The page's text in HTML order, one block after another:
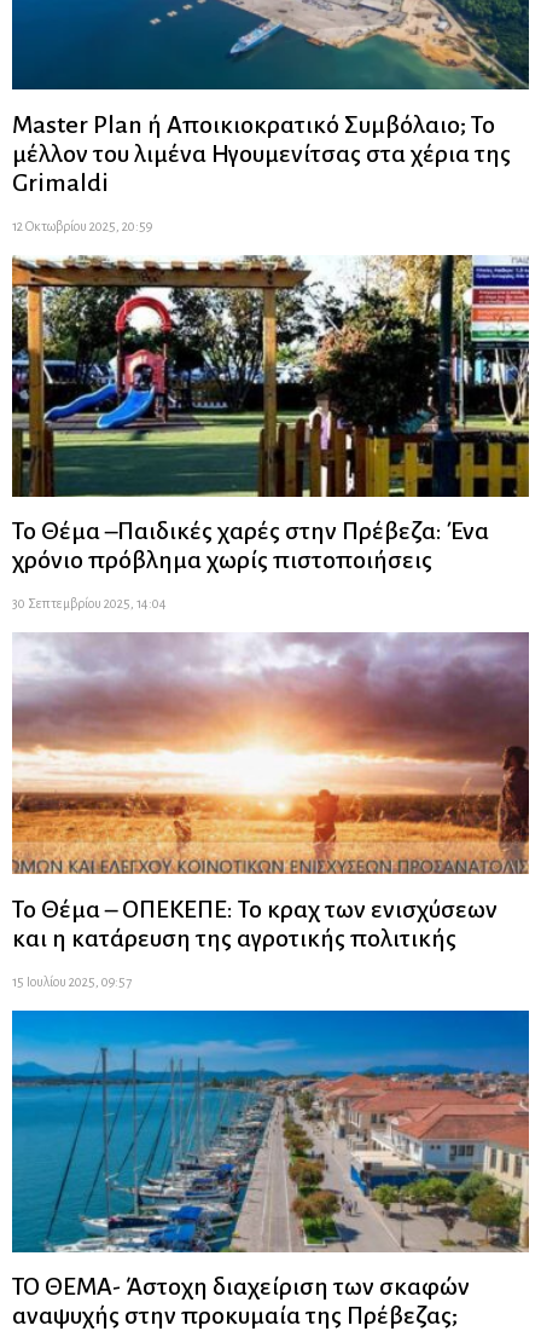
Master Plan ή Αποικιοκρατικό Συμβόλαιο; Το
μέλλον του λιμένα Ηγουμενίτσας στα χέρια της
Grimaldi
12 Οκτωβρίου 2025, 20:59
Το Θέμα –Παιδικές χαρές στην Πρέβεζα: Ένα
χρόνιο πρόβλημα χωρίς πιστοποιήσεις
30 Σεπτεμβρίου 2025, 14:04
Το Θέμα – ΟΠΕΚΕΠΕ: Το κραχ των ενισχύσεων
και η κατάρευση της αγροτικής πολιτικής
15 Ιουλίου 2025, 09:57
ΤΟ ΘΕΜΑ- Άστοχη διαχείριση των σκαφών
αναψυχής στην προκυμαία της Πρέβεζας;